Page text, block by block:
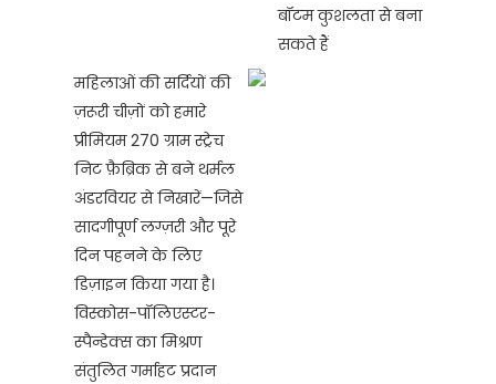
बॉटम कुशलता से बना
सकते हैं
महिलाओं की सर्दियों की
ज़रूरी चीज़ों को हमारे
प्रीमियम 270 ग्राम स्ट्रेच
निट फ़ैब्रिक से बने थर्मल
अंडरवियर से निखारें—जिसे
सादगीपूर्ण लग्ज़री और पूरे
दिन पहनने के लिए
डिज़ाइन किया गया है।
विस्कोस-पॉलिएस्टर-
स्पैन्डेक्स का मिश्रण
संतुलित गर्माहट प्रदान